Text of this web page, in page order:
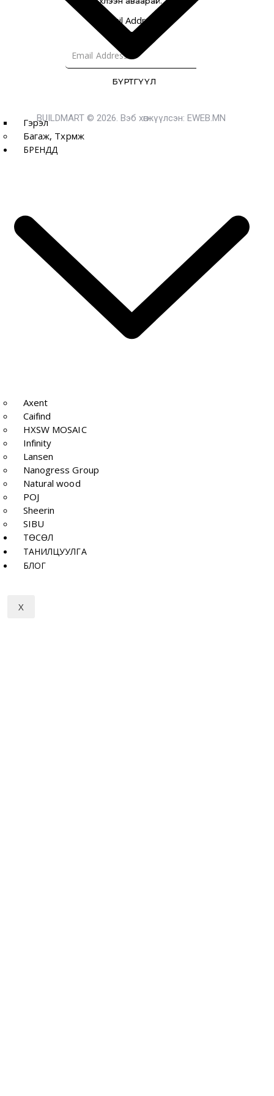
Гэрэл
Багаж, Төхөөрөмж
БРЕНДҮҮД
Axent
Caifind
HXSW MOSAIC
Infinity
Lansen
Nanogress Group
Natural wood
POJ
Sheerin
SIBU
ТӨСӨЛ
ТАНИЛЦУУЛГА
БЛОГ
X
Email Address
БҮРТГҮҮЛ
BUILDMART © 2026. Вэб хөгжүүлсэн: EWEB.MN